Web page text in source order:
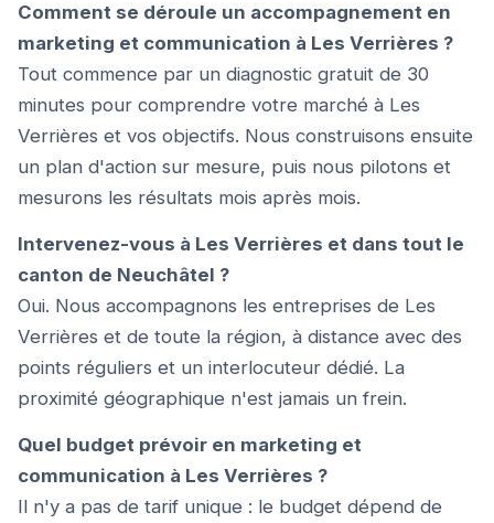
Comment se déroule un accompagnement en
marketing et communication à Les Verrières ?
Tout commence par un diagnostic gratuit de 30
minutes pour comprendre votre marché à Les
Verrières et vos objectifs. Nous construisons ensuite
un plan d'action sur mesure, puis nous pilotons et
mesurons les résultats mois après mois.
Intervenez-vous à Les Verrières et dans tout le
canton de Neuchâtel ?
Oui. Nous accompagnons les entreprises de Les
Verrières et de toute la région, à distance avec des
points réguliers et un interlocuteur dédié. La
proximité géographique n'est jamais un frein.
Quel budget prévoir en marketing et
communication à Les Verrières ?
Il n'y a pas de tarif unique : le budget dépend de